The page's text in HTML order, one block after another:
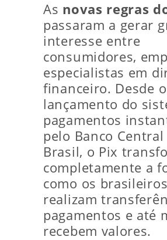
As novas regras
passaram a gerar
interesse entre
consumidores,
especialistas em
financeiro. Desde o
lançamento do
pagamentos
pelo Banco Central
Brasil, o Pix
completamente a
como os brasileiros
realizam
pagamentos e até
recebem valores.